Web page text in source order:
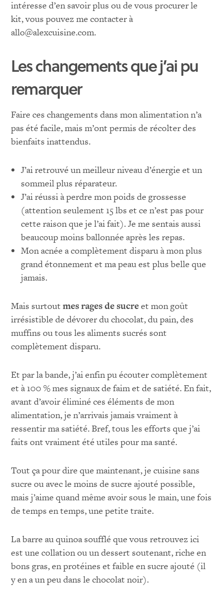
intéresse d’en savoir plus ou de vous procurer le
kit, vous pouvez me contacter à
allo@alexcuisine.com.
Les changements que j’ai pu
remarquer
Faire ces changements dans mon alimentation n’a
pas été facile, mais m’ont permis de récolter des
bienfaits inattendus.
J’ai retrouvé un meilleur niveau d’énergie et un
sommeil plus réparateur.
J’ai réussi à perdre mon poids de grossesse
(attention seulement 15 lbs et ce n’est pas pour
cette raison que je l’ai fait). Je me sentais aussi
beaucoup moins ballonnée après les repas.
Mon acnée a complètement disparu à mon plus
grand étonnement et ma peau est plus belle que
jamais.
Mais surtout mes rages de sucreet mon goût
irrésistible de dévorer du chocolat, du pain, des
muffins ou tous les aliments sucrés sont
complètement disparu.
Et par la bande, j’ai enfin pu écouter complètement
et à 100 % mes signaux de faim et de satiété. En fait,
avant d’avoir éliminé ces éléments de mon
alimentation, je n’arrivais jamais vraiment à
ressentir ma satiété. Bref, tous les efforts que j’ai
faits ont vraiment été utiles pour ma santé.
Tout ça pour dire que maintenant, je cuisine sans
sucre ou avec le moins de sucre ajouté possible,
mais j’aime quand même avoir sous le main, une fois
de temps en temps, une petite traite.
La barre au quinoa soufflé que vous retrouvez ici
est une collation ou un dessert soutenant, riche en
bons gras, en protéines et faible en sucre ajouté (il
y en a un peu dans le chocolat noir).